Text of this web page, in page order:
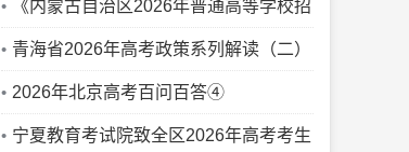
《内蒙古自治区2026年普通高等学校招
生工作规定》问题解答
青海省2026年高考政策系列解读（二）
考试模式和科目
2026年北京高考百问百答④
宁夏教育考试院致全区2026年高考考生